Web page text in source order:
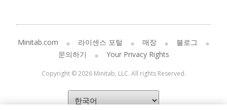
Minitab.com 라이센스 포털 매장
블로그
문의하기
Your Privacy Rights
Copyright © 2026 Minitab, LLC. All rights Reserved.